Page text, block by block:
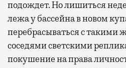
подождет. Но лишиться
лежа у бассейна в новом
перебрасываться с такими
соседями светскими
покушение на права